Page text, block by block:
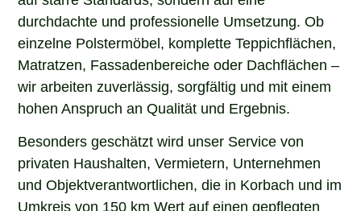
durchdachte und professionelle Umsetzung. Ob
einzelne Polstermöbel, komplette Teppichflächen,
Matratzen, Fassadenbereiche oder Dachflächen –
wir arbeiten zuverlässig, sorgfältig und mit einem
hohen Anspruch an Qualität und Ergebnis.
Besonders geschätzt wird unser Service von
privaten Haushalten, Vermietern, Unternehmen
und Objektverantwortlichen, die in Korbach und im
Umkreis von 150 km Wert auf einen gepflegten